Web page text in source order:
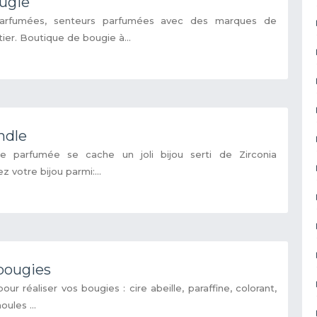
senteurs parfumées avec des marques de
Boutique de bougie à...
parfumée se cache un joli bijou serti de Zirconia
votre bijou parmi:...
réaliser vos bougies : cire abeille, paraffine, colorant,
...